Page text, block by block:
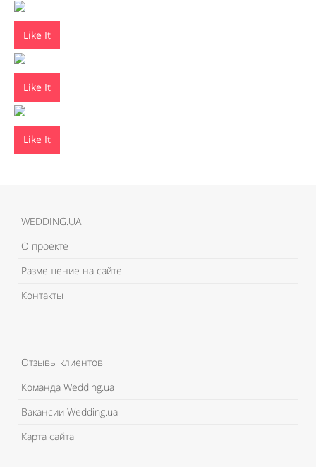
Like It
Like It
Like It
WEDDING.UA
О проекте
Размещение на сайте
Контакты
Отзывы клиентов
Команда Wedding.ua
Вакансии Wedding.ua
Карта сайта